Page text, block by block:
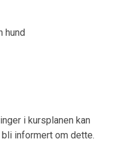
hund
i kursplanen kan
informert om dette.